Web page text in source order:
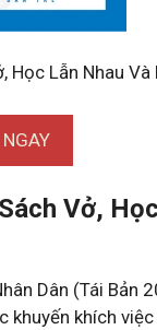
Lẫn Nhau Và
Vở,
Dân (Tái Bản
khuyến khích